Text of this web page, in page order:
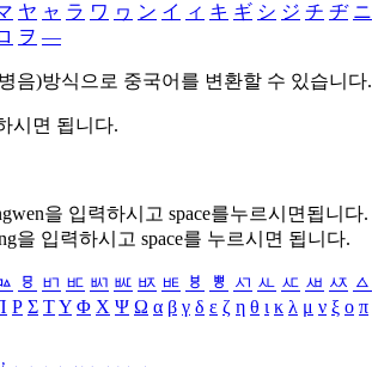
ヤ ャ ラ ワ ヮ ン イ ィ キ ギ シ ジ チ ヂ ニ
ヲ ―
음)방식으로 중국어를 변환할 수 있습니다.
시면 됩니다.
을 입력하시고 space를누르시면됩니다.
을 입력하시고 space를 누르시면 됩니다.
ㅱ ㅲ ㅳ ㅴ ㅵ ㅶ ㅷ ㅸ ㅹ ㅺ ㅻ ㅼ ㅽ ㅾ ㅿ
Ρ Σ ΤΥ Φ Χ Ψ Ω α β γ δ ε ζ η θ ι κ λ μ ν ξ ο π